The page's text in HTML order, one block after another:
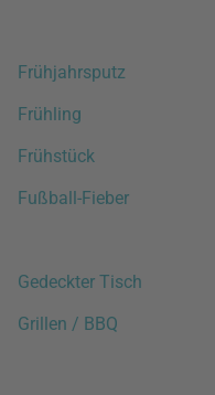
Frühjahrsputz
Frühling
Frühstück
Fußball-Fieber
Gedeckter Tisch
Grillen / BBQ